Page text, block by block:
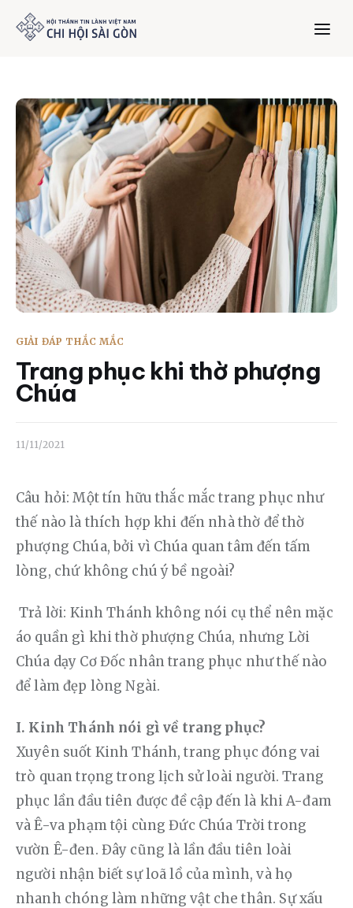
Trang chủ
Giới thiệu
Dưỡng Linh
Thư viện
Bản tin
Mục vụ
Dâng hiến
GIẢI ĐÁP THẮC MẮC
Trang phục khi thờ phượng
Chúa
11/11/2021
Câu hỏi: Một tín hữu thắc mắc trang phục như
thế nào là thích hợp khi đến nhà thờ để thờ
phượng Chúa, bởi vì Chúa quan tâm đến tấm
lòng, chứ không chú ý bề ngoài?
Trả lời: Kinh Thánh không nói cụ thể nên mặc
áo quần gì khi thờ phượng Chúa, nhưng Lời
Chúa dạy Cơ Đốc nhân trang phục như thế nào
để làm đẹp lòng Ngài.
I. Kinh Thánh nói gì về trang phục?
Xuyên suốt Kinh Thánh, trang phục đóng vai
trò quan trọng trong lịch sử loài người. Trang
phục lần đầu tiên được đề cập đến là khi A-đam
và Ê-va phạm tội cùng Đức Chúa Trời trong
vườn Ê-đen. Đây cũng là lần đầu tiên loài
người nhận biết sự loã lồ của mình, và họ
nhanh chóng làm những vật che thân. Sự xấu